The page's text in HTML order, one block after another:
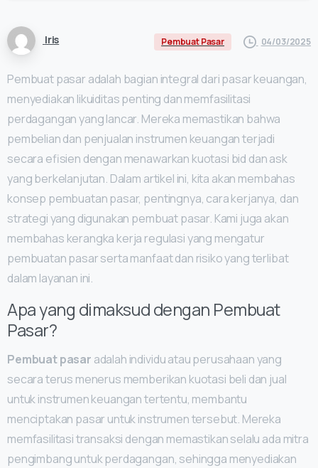
Iris Pembuat Pasar 04/03/2025
Pembuat pasar adalah bagian integral dari pasar keuangan,
menyediakan likuiditas penting dan memfasilitasi
perdagangan yang lancar. Mereka memastikan bahwa
pembelian dan penjualan instrumen keuangan terjadi
secara efisien dengan menawarkan kuotasi bid dan ask
yang berkelanjutan. Dalam artikel ini, kita akan membahas
konsep pembuatan pasar, pentingnya, cara kerjanya, dan
strategi yang digunakan pembuat pasar. Kami juga akan
membahas kerangka kerja regulasi yang mengatur
pembuatan pasar serta manfaat dan risiko yang terlibat
dalam layanan ini.
Apa yang dimaksud dengan Pembuat
Pasar?
Pembuat pasar adalah individu atau perusahaan yang
secara terus menerus memberikan kuotasi beli dan jual
untuk instrumen keuangan tertentu, membantu
menciptakan pasar untuk instrumen tersebut. Mereka
memfasilitasi transaksi dengan memastikan selalu ada mitra
pengimbang untuk perdagangan, sehingga menyediakan